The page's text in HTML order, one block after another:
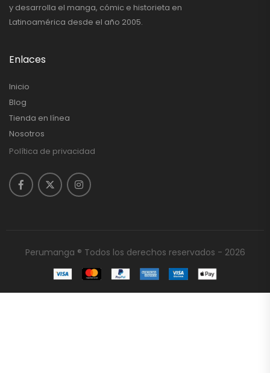
y desarrolla el manga, cómic e historieta en
Latinoamérica desde el año 2005.
Enlaces
Inicio
Blog
Tienda en línea
Nosotros
Política de privacidad
Perumanga ® Todos los derechos reservados - 2026